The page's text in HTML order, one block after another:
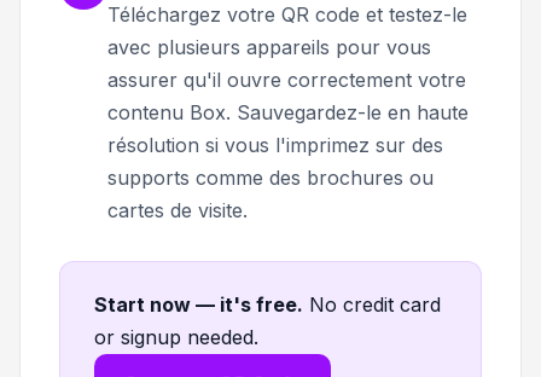
Téléchargez votre QR code et testez-le
avec plusieurs appareils pour vous
assurer qu'il ouvre correctement votre
contenu Box. Sauvegardez-le en haute
résolution si vous l'imprimez sur des
supports comme des brochures ou
cartes de visite.
Start now — it's free. No credit card
or signup needed.